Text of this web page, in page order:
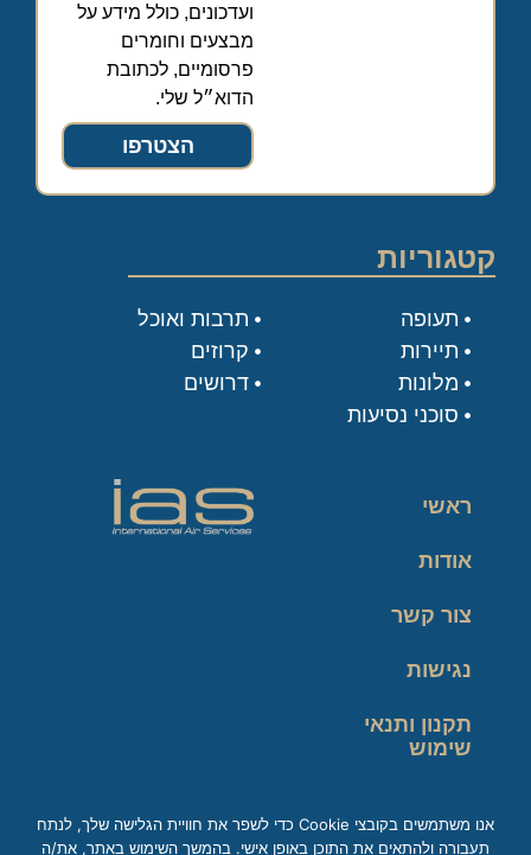
ועדכונים, כולל מידע על
מבצעים וחומרים
פרסומיים, לכתובת
הדוא״ל שלי.
הצטרפו
קטגוריות
תעופה
תיירות
מלונות
סוכני נסיעות
תרבות ואוכל
קרוזים
דרושים
ראשי
אודות
צור קשר
נגישות
תקנון ותנאי
שימוש
אנו משתמשים בקובצי Cookie כדי לשפר את חוויית הגלישה שלך, לנתח
תעבורה ולהתאים את התוכן באופן אישי. בהמשך השימוש באתר, את/ה